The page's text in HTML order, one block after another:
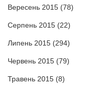
Вересень 2015 (78)
Серпень 2015 (22)
Липень 2015 (294)
Червень 2015 (79)
Травень 2015 (8)